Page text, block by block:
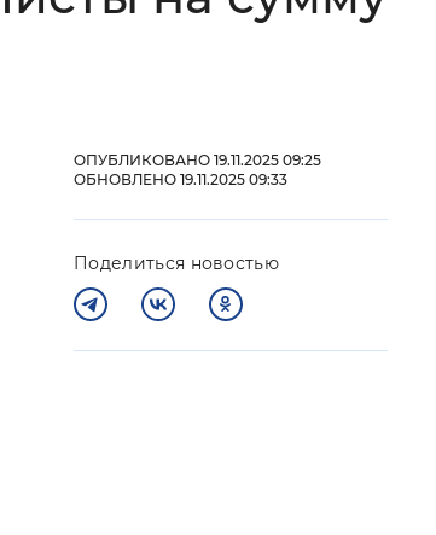
ОПУБЛИКОВАНО 19.11.2025 09:25
ОБНОВЛЕНО 19.11.2025 09:33
Поделиться новостью